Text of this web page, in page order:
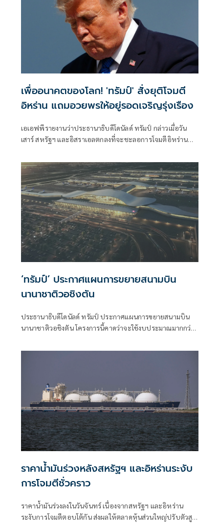
เพื่ออนาคตของโลก! 'ทรัมป์' สั่งยุติโจมตี
อิหร่าน แถมอวยพรให้อยู่รอดเจริญรุ่งเรือง
เอเอฟพีรายงานว่าประธานาธิบดีโดนัลด์ ทรัมป์ กล่าวเมื่อวัน
เสาร์ สหรัฐฯ และอิสราเอลตกลงที่จะชะลอการโจมตีอิหร่าน
เยื้อมาหลายเดือนโดยเร็ว
‘ทรัมป์’ ประกาศแผนการขยายสนามบิน
นานาชาติวอชิงตัน
ประธานาธิบดีโดนัลด์ ทรัมป์ ประกาศแผนการขยายสนามบิน
นานาชาติวอชิงตัน โครงการนี้คาดว่าจะใช้งบประมาณมากกว่า
ราคาน้ำมันร่วงหลังสหรัฐฯ และอิหร่านระงับ
การโจมตีชั่วคราว
ราคาน้ำมันร่วงลงในวันจันทร์ เนื่องจากสหรัฐฯ และอิหร่าน
ระงับการโจมตีตอบโต้กัน ส่งผลให้ตลาดหุ้นส่วนใหญ่ปรับตัวสูง